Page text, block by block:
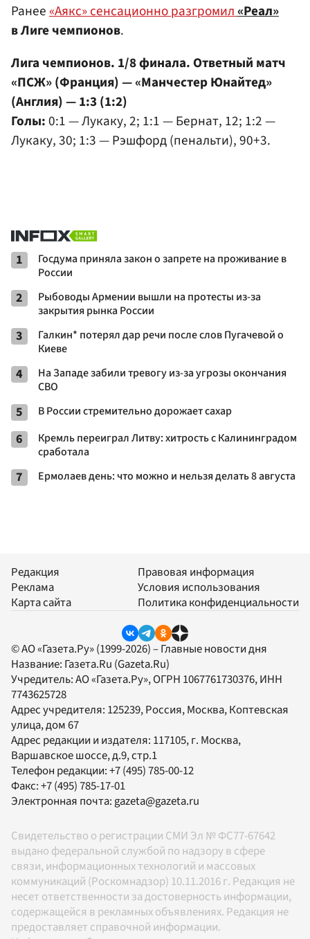
Ранее«Аякс» сенсационно разгромил«Реал»
в Лиге чемпионов.
Лига чемпионов. 1/8 финала. Ответный матч
«ПСЖ» (Франция) — «Манчестер Юнайтед»
(Англия) — 1:3 (1:2)
Голы:0:1 — Лукаку, 2; 1:1 — Бернат, 12; 1:2 —
Лукаку, 30; 1:3 — Рэшфорд (пенальти), 90+3.
1
Госдума приняла закон о запрете на проживание в
России
2
Рыбоводы Армении вышли на протесты из-за
закрытия рынка России
3
Галкин* потерял дар речи после слов Пугачевой о
Киеве
4
На Западе забили тревогу из-за угрозы окончания
СВО
5 В России стремительно дорожает сахар
6
Кремль переиграл Литву: хитрость с Калининградом
сработала
7 Ермолаев день: что можно и нельзя делать 8 августа
Редакция
Реклама
Карта сайта
Правовая информация
Условия использования
Политика конфиденциальности
© АО «Газета.Ру» (1999-2026) – Главные новости дня
Название: Газета.Ru (Gazeta.Ru)
Учредитель:АО «Газета.Ру», ОГРН 1067761730376, ИНН
7743625728
Адрес учредителя: 125239, Россия, Москва, Коптевская
улица, дом 67
Адрес редакции и издателя: 117105, г. Москва,
Варшавское шоссе, д.9, стр.1
Телефон редакции:+7 (495) 785-00-12
Факс:+7 (495) 785-17-01
Электронная почта: gazeta@gazeta.ru
Свидетельство о регистрации СМИ Эл № ФС77-67642
выдано федеральной службой по надзору в сфере
связи, информационных технологий и массовых
коммуникаций (Роскомнадзор) 10.11.2016 г. Редакция не
несет ответственности за достоверность информации,
содержащейся в рекламных объявлениях. Редакция не
предоставляет справочной информации.